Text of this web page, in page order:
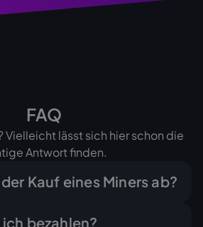
FAQ
Vielleicht lässt sich hier schon die
Antwort finden.
Kauf eines Miners ab?
bezahlen?